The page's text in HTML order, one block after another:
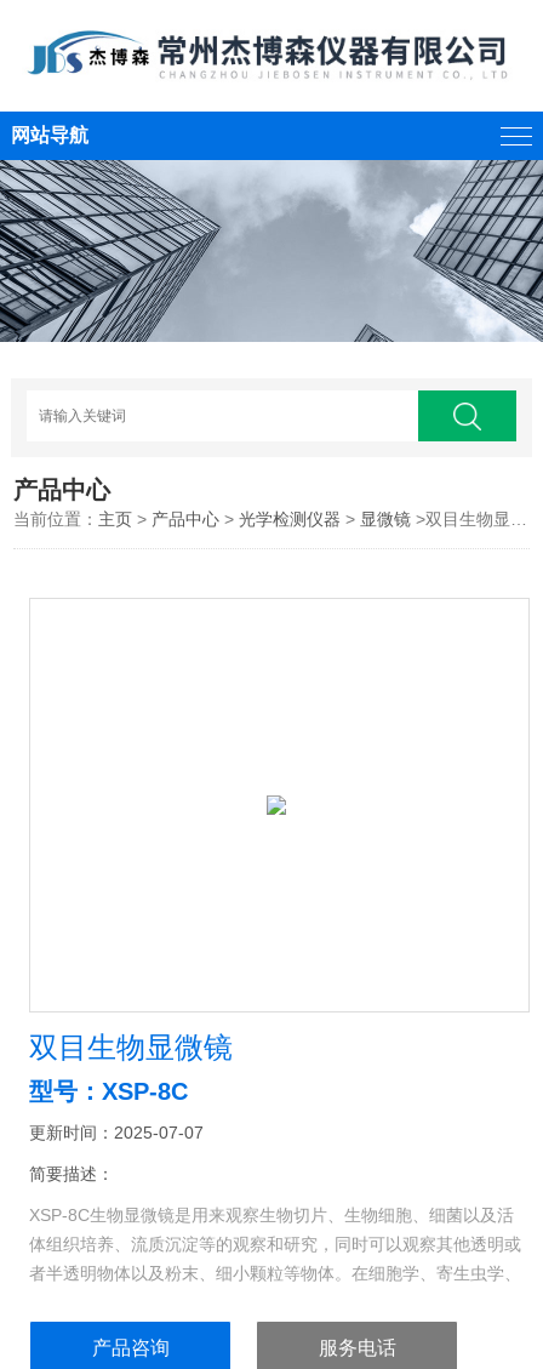
网站导航
产品中心
当前位置： 主页 > 产品中心 >光学检测仪器 > 显微镜 >双目生物显微镜
双目生物显微镜
型号：XSP-8C
更新时间：2025-07-07
简要描述：
XSP-8C生物显微镜是用来观察生物切片、生物细胞、细菌以及活
体组织培养、流质沉淀等的观察和研究，同时可以观察其他透明或
者半透明物体以及粉末、细小颗粒等物体。在细胞学、寄生虫学、
产品咨询 服务电话